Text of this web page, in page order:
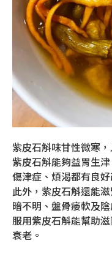
紫皮石斛味甘性微寒
紫皮石斛能夠益胃生
傷津症、煩渴都有良好
此外，紫皮石斛還能
暗不明、盤骨痿軟及
服用紫皮石斛能幫助
衰老。